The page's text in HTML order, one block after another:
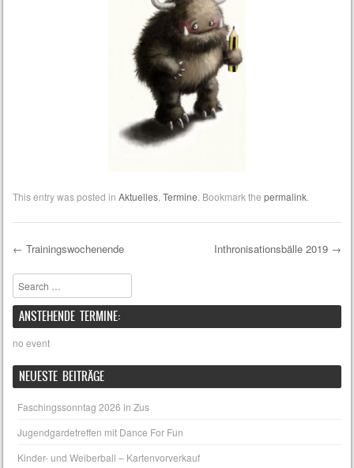
This entry was posted in Aktuelles, Termine . Bookmark the permalink.
Post navigation
← Trainingswochenende Inthronisationsbälle 2019 →
Search
ANSTEHENDE TERMINE:
no event
NEUESTE BEITRÄGE
Faschingssonntag 2026 in Zus
Jugendgardetreffen mit Dance For Fun
Kinder- und Weiberball – Kartenvorverkauf